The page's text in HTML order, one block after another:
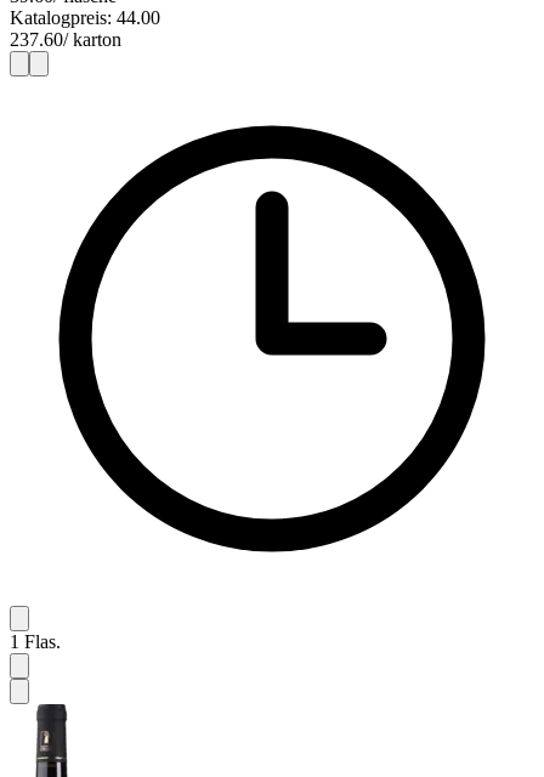
Katalogpreis: 44.00
237.60/ karton
1
1 Flas.